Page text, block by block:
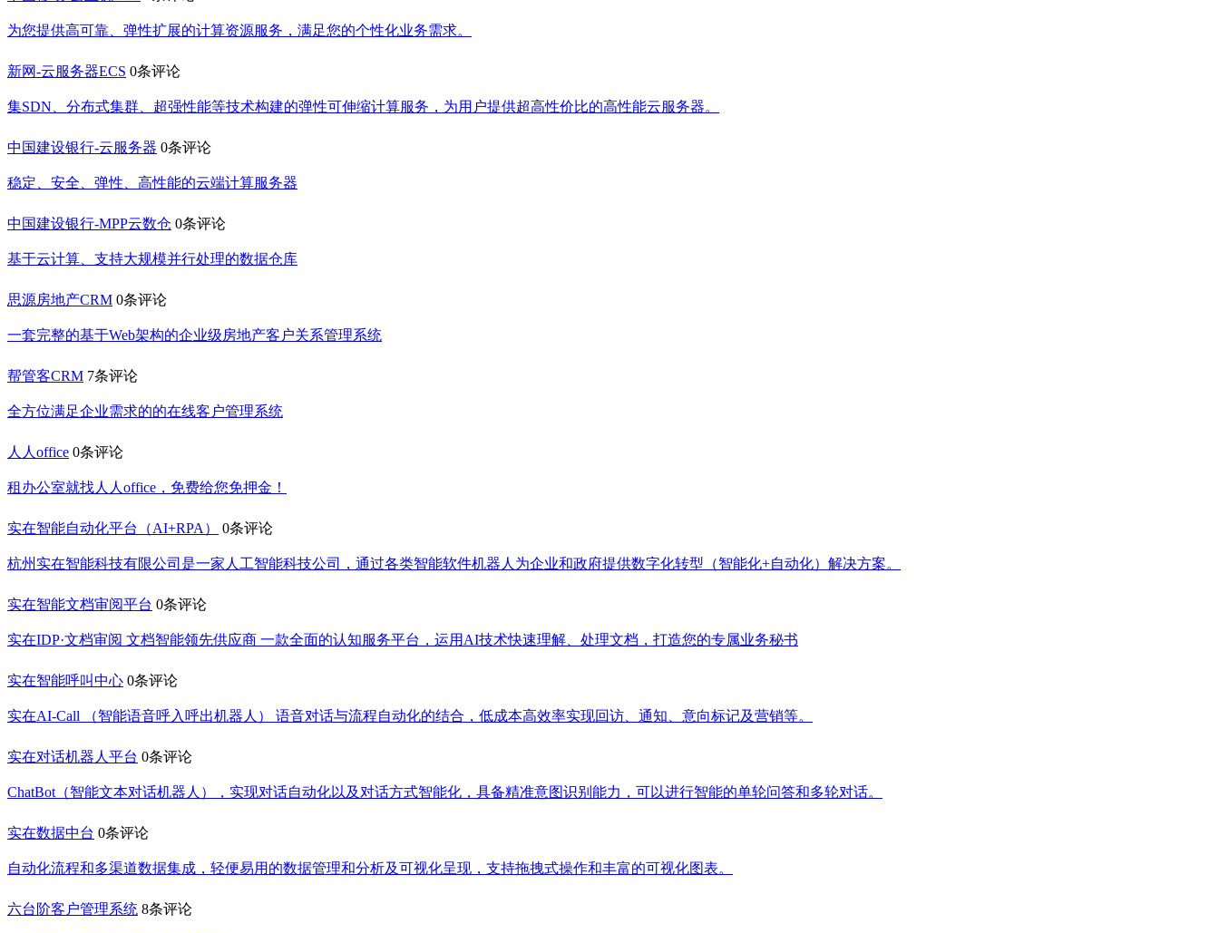
为您提供高可靠、弹性扩展的计算资源服务，满足您的个性化业务需求。
新网-云服务器ECS 0条评论
集SDN、分布式集群、超强性能等技术构建的弹性可伸缩计算服务，为用户提供超高性价比的高性能云服务器。
中国建设银行-云服务器 0条评论
稳定、安全、弹性、高性能的云端计算服务器
中国建设银行-MPP云数仓 0条评论
基于云计算、支持大规模并行处理的数据仓库
思源房地产CRM 0条评论
一套完整的基于Web架构的企业级房地产客户关系管理系统
帮管客CRM 7条评论
全方位满足企业需求的的在线客户管理系统
人人office 0条评论
租办公室就找人人office，免费给您免押金！
实在智能自动化平台（AI+RPA） 0条评论
杭州实在智能科技有限公司是一家人工智能科技公司，通过各类智能软件机器人为企业和政府提供数字化转型（智能化+自动化）解决方案。
实在智能文档审阅平台 0条评论
实在IDP·文档审阅 文档智能领先供应商 一款全面的认知服务平台，运用AI技术快速理解、处理文档，打造您的专属业务秘书
实在智能呼叫中心 0条评论
实在AI-Call （智能语音呼入呼出机器人） 语音对话与流程自动化的结合，低成本高效率实现回访、通知、意向标记及营销等。
实在对话机器人平台 0条评论
ChatBot（智能文本对话机器人），实现对话自动化以及对话方式智能化，具备精准意图识别能力，可以进行智能的单轮问答和多轮对话。
实在数据中台 0条评论
自动化流程和多渠道数据集成，轻便易用的数据管理和分析及可视化呈现，支持拖拽式操作和丰富的可视化图表。
六台阶客户管理系统 8条评论